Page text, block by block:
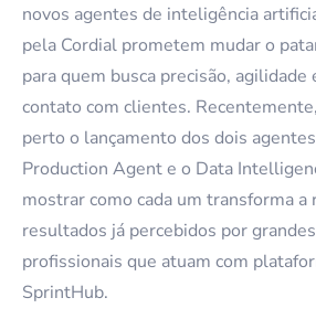
novos agentes de inteligência
pela Cordial prometem mudar o
para quem busca precisão,
contato com clientes.
perto o lançamento dos dois
Production Agent e o Data
mostrar como cada um transforma
resultados já percebidos por
profissionais que atuam com
SprintHub.